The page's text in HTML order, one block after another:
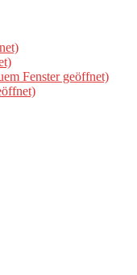
Fenster geöffnet)